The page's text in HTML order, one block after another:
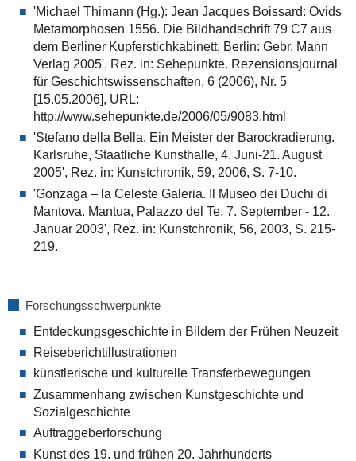
'Michael Thimann (Hg.): Jean Jacques Boissard: Ovids
Metamorphosen 1556. Die Bildhandschrift 79 C7 aus
dem Berliner Kupferstichkabinett, Berlin: Gebr. Mann
Verlag 2005', Rez. in: Sehepunkte. Rezensionsjournal
für Geschichtswissenschaften, 6 (2006), Nr. 5
[15.05.2006], URL:
http://www.sehepunkte.de/2006/05/9083.html
'Stefano della Bella. Ein Meister der Barockradierung.
Karlsruhe, Staatliche Kunsthalle, 4. Juni-21. August
2005', Rez. in: Kunstchronik, 59, 2006, S. 7-10.
'Gonzaga – la Celeste Galeria. Il Museo dei Duchi di
Mantova. Mantua, Palazzo del Te, 7. September - 12.
Januar 2003', Rez. in: Kunstchronik, 56, 2003, S. 215-
219.
Forschungsschwerpunkte
Entdeckungsgeschichte in Bildern der Frühen Neuzeit
Reiseberichtillustrationen
künstlerische und kulturelle Transferbewegungen
Zusammenhang zwischen Kunstgeschichte und
Sozialgeschichte
Auftraggeberforschung
Kunst des 19. und frühen 20. Jahrhunderts